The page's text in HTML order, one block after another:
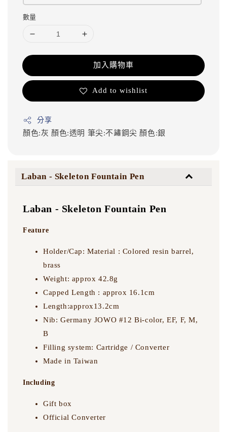
數量
加入購物車
Add to wishlist
分享
顏色:灰 顏色:透明 筆尖:不鏽鋼尖顏色:銀
Laban - Skeleton Fountain Pen
Laban - Skeleton Fountain Pen
Feature
Holder/Cap: Material : Colored resin barrel,
brass
Weight: approx 42.8g
Capped Length : approx 16.1cm
Length:approx13.2cm
Nib: Germany JOWO #12 Bi-color, EF, F, M,
B
Filling system: Cartridge / Converter
Made in Taiwan
Including
Gift box
Official Converter